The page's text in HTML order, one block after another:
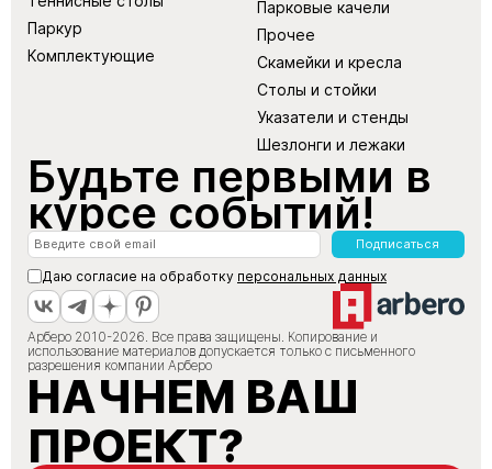
Паркур
Комплектующие
Парковые качели
Прочее
Скамейки и кресла
Столы и стойки
Указатели и стенды
Шезлонги и лежаки
Будьте первыми в
курсе событий!
Подписаться
Даю согласие на обработку персональных данных
Арберо 2010-2026. Все права защищены. Копирование и
использование материалов допускается только с письменного
разрешения компании Арберо
НАЧНЕМ ВАШ
ПРОЕКТ?